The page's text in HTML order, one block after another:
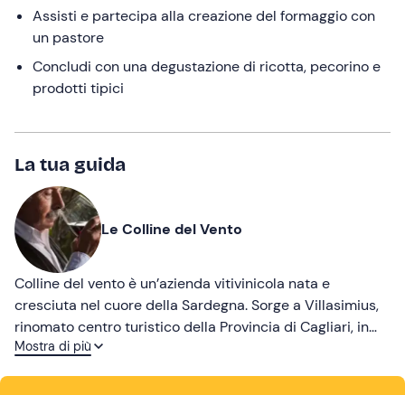
changing
dates.
Assisti e partecipa alla creazione del formaggio con
un pastore
Concludi con una degustazione di ricotta, pecorino e
prodotti tipici
La tua guida
Le Colline del Vento
Colline del vento è un’azienda vitivinicola nata e
cresciuta nel cuore della Sardegna. Sorge a Villasimius,
rinomato centro turistico della Provincia di Cagliari, in
località Brennas. La ricerca della qualità e
Mostra di più